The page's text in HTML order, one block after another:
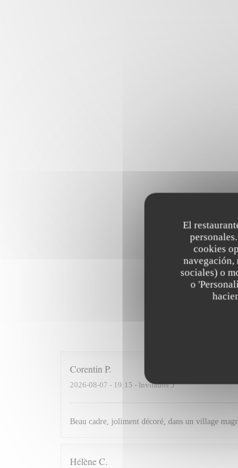
El
cookies
navegación,
sociales) o
o
Las
Corentin P
2026-08-07 - 19:15 - Invitados 5
Beau cadre, joliment décoré, dans un village
HélèneC